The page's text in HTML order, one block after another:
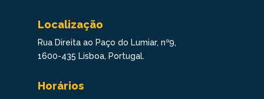
Localização
Rua Direita ao Paço do Lumiar, nº9,
1600-435 Lisboa, Portugal.
Horários